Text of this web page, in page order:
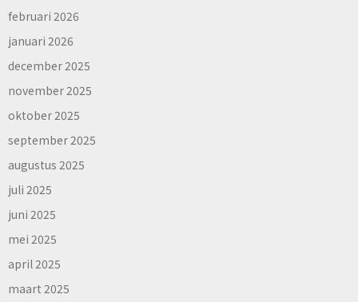
februari 2026
januari 2026
december 2025
november 2025
oktober 2025
september 2025
augustus 2025
juli 2025
juni 2025
mei 2025
april 2025
maart 2025